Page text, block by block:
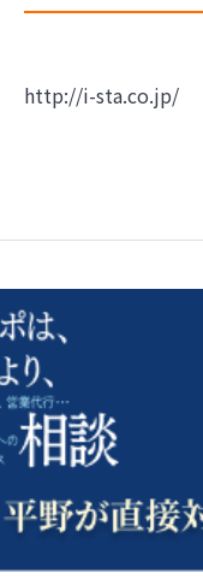
http://i-sta.co.jp/